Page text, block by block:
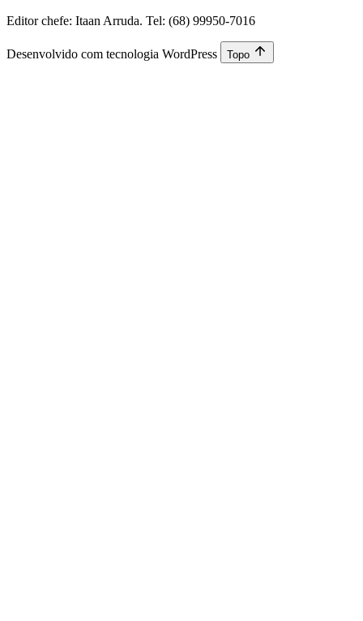
Editor chefe: Itaan Arruda. Tel: (68) 99950-7016
Desenvolvido com tecnologia WordPress Topo